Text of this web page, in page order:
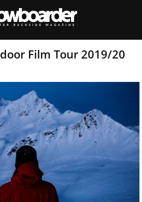
Film Tour 2019/20